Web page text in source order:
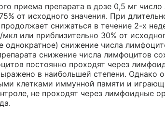
приема препарата в дозе 0,5 мг
от исходного значения. При
снижаться в течение 2-х
или приблизительно 30% от
однократное) снижение числа
снижение числа лимфоцитов
постоянно проходят через
в наибольшей степени. Однако
клетками иммунной памяти и
не проходят через лимфоидные